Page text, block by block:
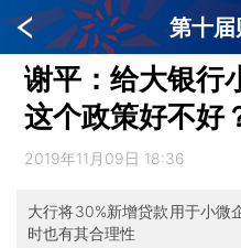
第十
谢平：给大银行
这个政策好不好
2019年11月09日 18:36
大行将30%新增贷款用于小微
时也有其合理性